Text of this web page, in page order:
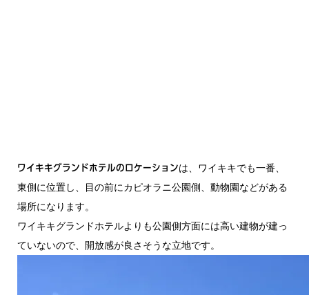
ワイキキグランドホテルのロケーションは、ワイキキでも一番、
東側に位置し、目の前にカピオラニ公園側、動物園などがある
場所になります。
ワイキキグランドホテルよりも公園側方面には高い建物が建っ
ていないので、開放感が良さそうな立地です。